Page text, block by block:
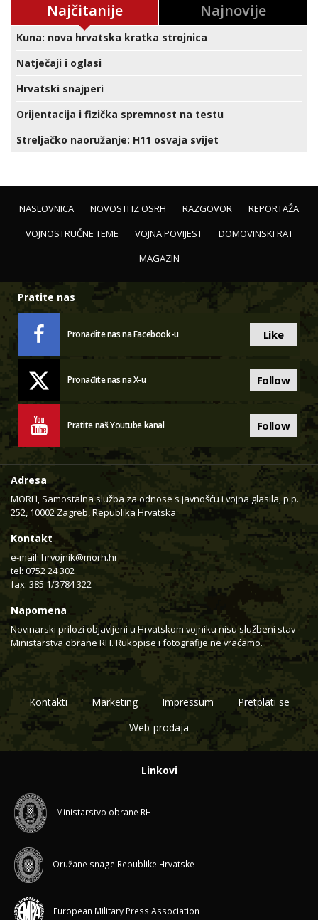
Najčitanije Najnovije
Kuna: nova hrvatska kratka strojnica
Natječaji i oglasi
Hrvatski snajperi
Orijentacija i fizička spremnost na testu
Streljačko naoružanje: H11 osvaja svijet
NASLOVNICA NOVOSTI IZ OSRH RAZGOVOR
REPORTAŽA
VOJNOSTRUČNE TEME
VOJNA POVIJEST
DOMOVINSKI RAT
MAGAZIN
Pratite nas
Pronađite nas na Facebook-u Like
Pronađite nas na X-u Follow
Pratite naš Youtube kanal Follow
Adresa
MORH, Samostalna služba za odnose s javnošću i vojna glasila, p.p.
252, 10002 Zagreb, Republika Hrvatska
Kontakt
e-mail: hrvojnik@morh.hr
tel: 0752 24 302
fax: 385 1/3784 322
Napomena
Novinarski prilozi objavljeni u Hrvatskom vojniku nisu službeni stav
Ministarstva obrane RH. Rukopise i fotografije ne vraćamo.
Kontakti Marketing Impressum
Pretplati se
Web-prodaja
Linkovi
Ministarstvo obrane RH
Oružane snage Republike Hrvatske
European Military Press Association